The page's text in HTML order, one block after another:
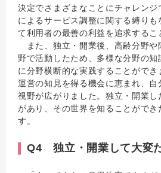
決定でさまざまなことにチャレン
によるサービス調整に関する縛り
て利用者の最善の利益を追求するこ
また、独立・開業後、高齢分野や
野で活動したため、多様な分野の知
に分野横断的な実践することがで
運営の知見を得る機会に恵まれ、自
視野が広がりました。独立・開業
があり、その世界を知ることがで
す。
Q4 独立・開業して大変